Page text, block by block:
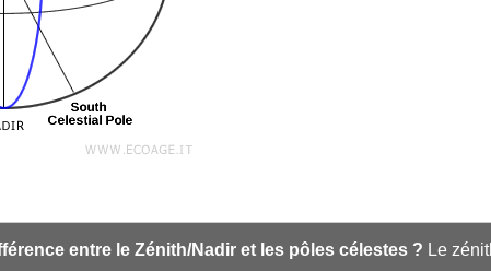
entre le Zénith/Nadir et les pôles célestes ? Le